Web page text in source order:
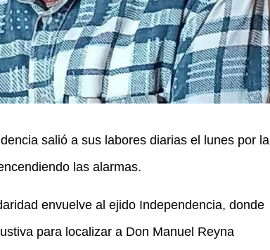
salió a sus labores diarias el lunes por la
las alarmas.
envuelve al ejido Independencia, donde
para localizar a Don Manuel Reyna